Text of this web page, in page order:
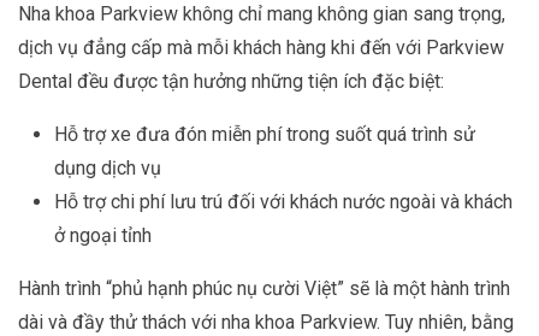
Nha khoa Parkview không chỉ mang không gian sang trọng,
dịch vụ đẳng cấp mà mỗi khách hàng khi đến với Parkview
Dental đều được tận hưởng những tiện ích đặc biệt:
Hỗ trợ xe đưa đón miễn phí trong suốt quá trình sử
dụng dịch vụ
Hỗ trợ chi phí lưu trú đối với khách nước ngoài và khách
ở ngoại tỉnh
Hành trình “phủ hạnh phúc nụ cười Việt” sẽ là một hành trình
dài và đầy thử thách với nha khoa Parkview. Tuy nhiên, bằng